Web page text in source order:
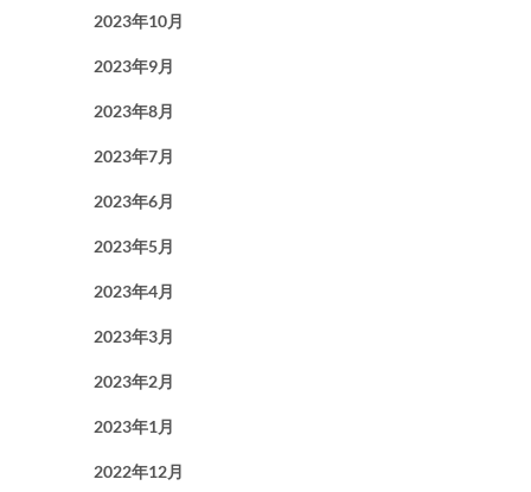
2023年10月
2023年9月
2023年8月
2023年7月
2023年6月
2023年5月
2023年4月
2023年3月
2023年2月
2023年1月
2022年12月